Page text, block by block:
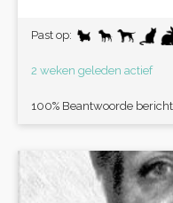
Past op:
2 weken geleden actief
100% Beantwoorde